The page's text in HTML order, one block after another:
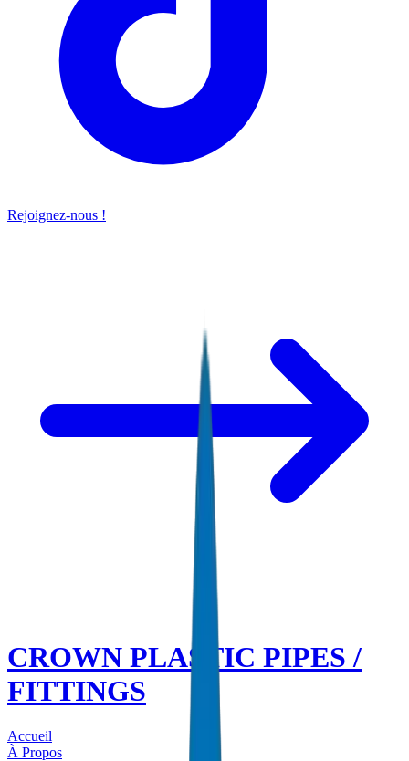
Rejoignez-nous !
CROWN PLASTIC PIPES /
FITTINGS
Accueil
À Propos